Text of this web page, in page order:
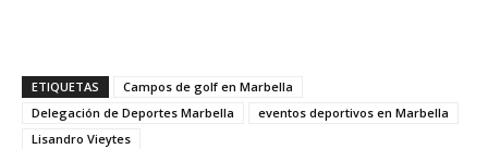
ETIQUETAS
Campos de golf en Marbella
Delegación de Deportes Marbella
eventos deportivos en Marbella
Lisandro Vieytes